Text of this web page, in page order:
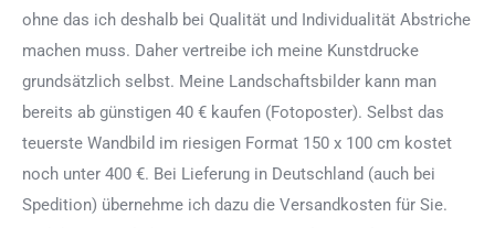
ohne das ich deshalb bei Qualität und Individualität Abstriche
machen muss. Daher vertreibe ich meine Kunstdrucke
grundsätzlich selbst. Meine Landschaftsbilder kann man
bereits ab günstigen 40 € kaufen (Fotoposter). Selbst das
teuerste Wandbild im riesigen Format 150 x 100 cm kostet
noch unter 400 €. Bei Lieferung in Deutschland (auch bei
Spedition) übernehme ich dazu die Versandkosten für Sie.